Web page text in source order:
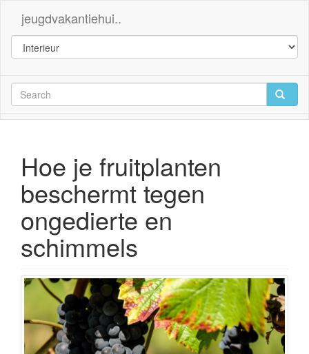
jeugdvakantiehui..
Hoe je fruitplanten
beschermt tegen
ongedierte en
schimmels